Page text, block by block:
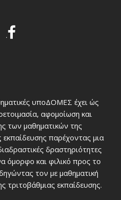
.
υποΔΟΜΕΣ έχει ώς
αφομοίωση και
των μαθηματικών της
παρέχοντας μια
δραστηριότητες
όμορφο και φιλικό προς το
τον με μαθηματική
τριτοβάθμιας εκπαίδευσης.